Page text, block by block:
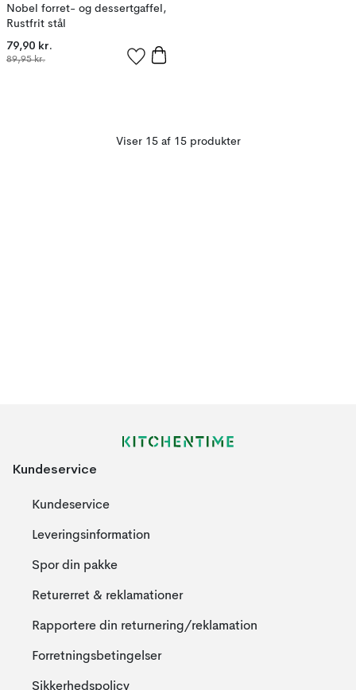
Nobel forret- og dessertgaffel,
Rustfrit stål
79,90 kr.
89,95 kr.
Viser 15 af 15 produkter
Kundeservice
Kundeservice
Leveringsinformation
Spor din pakke
Returerret & reklamationer
Rapportere din returnering/reklamation
Forretningsbetingelser
Sikkerhedspolicy